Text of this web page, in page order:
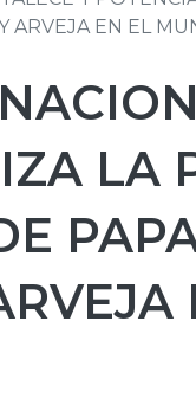
ARVEJA EN EL
LA